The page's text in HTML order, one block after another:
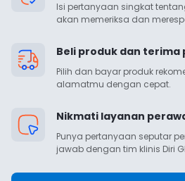
Isi pertanyaan singkat
akan memeriksa dan
Beli produk dan terima
Pilih dan bayar produk
alamatmu dengan cepat.
Nikmati layanan
Punya pertanyaan seputar
jawab dengan tim klinis Diri